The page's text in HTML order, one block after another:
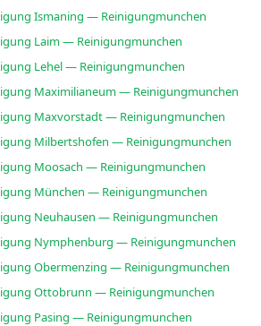
Ismaning — Reinigungmunchen
Laim — Reinigungmunchen
Lehel — Reinigungmunchen
Maximilianeum — Reinigungmunchen
Maxvorstadt — Reinigungmunchen
Milbertshofen — Reinigungmunchen
Moosach — Reinigungmunchen
München — Reinigungmunchen
Neuhausen — Reinigungmunchen
Nymphenburg — Reinigungmunchen
Obermenzing — Reinigungmunchen
Ottobrunn — Reinigungmunchen
Pasing — Reinigungmunchen